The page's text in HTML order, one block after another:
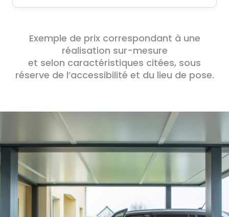
Exemple de prix correspondant à une
réalisation sur-mesure
et selon caractéristiques citées, sous
réserve de l’accessibilité et du lieu de pose.